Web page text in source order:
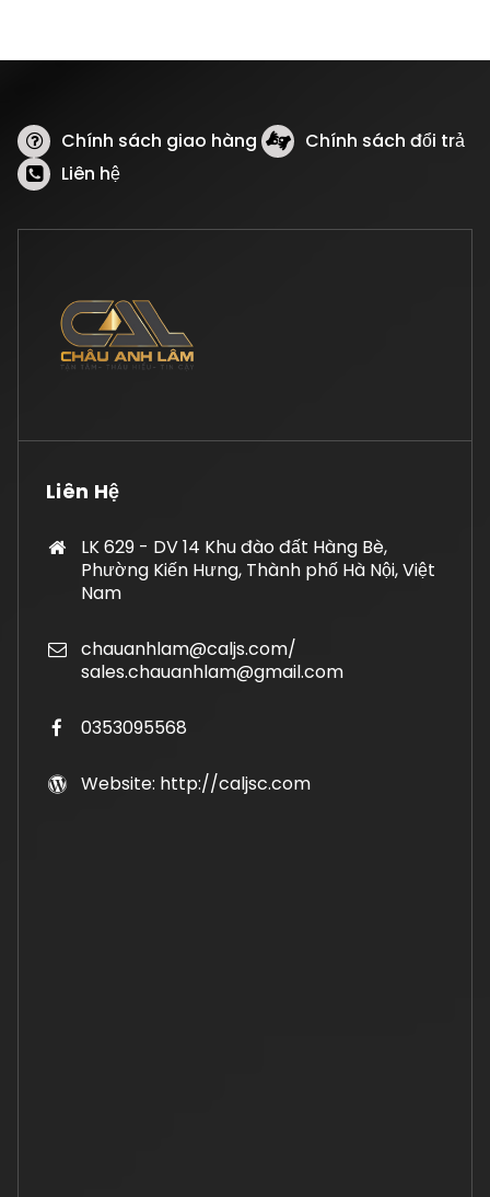
Chính sách giao hàng
Chính sách đổi trả
Liên hệ
Liên Hệ
LK 629 - DV 14 Khu đào đất Hàng Bè,
Phường Kiến Hưng, Thành phố Hà Nội, Việt
Nam
chauanhlam@caljs.com/
sales.chauanhlam@gmail.com
0353095568
Website: http://caljsc.com